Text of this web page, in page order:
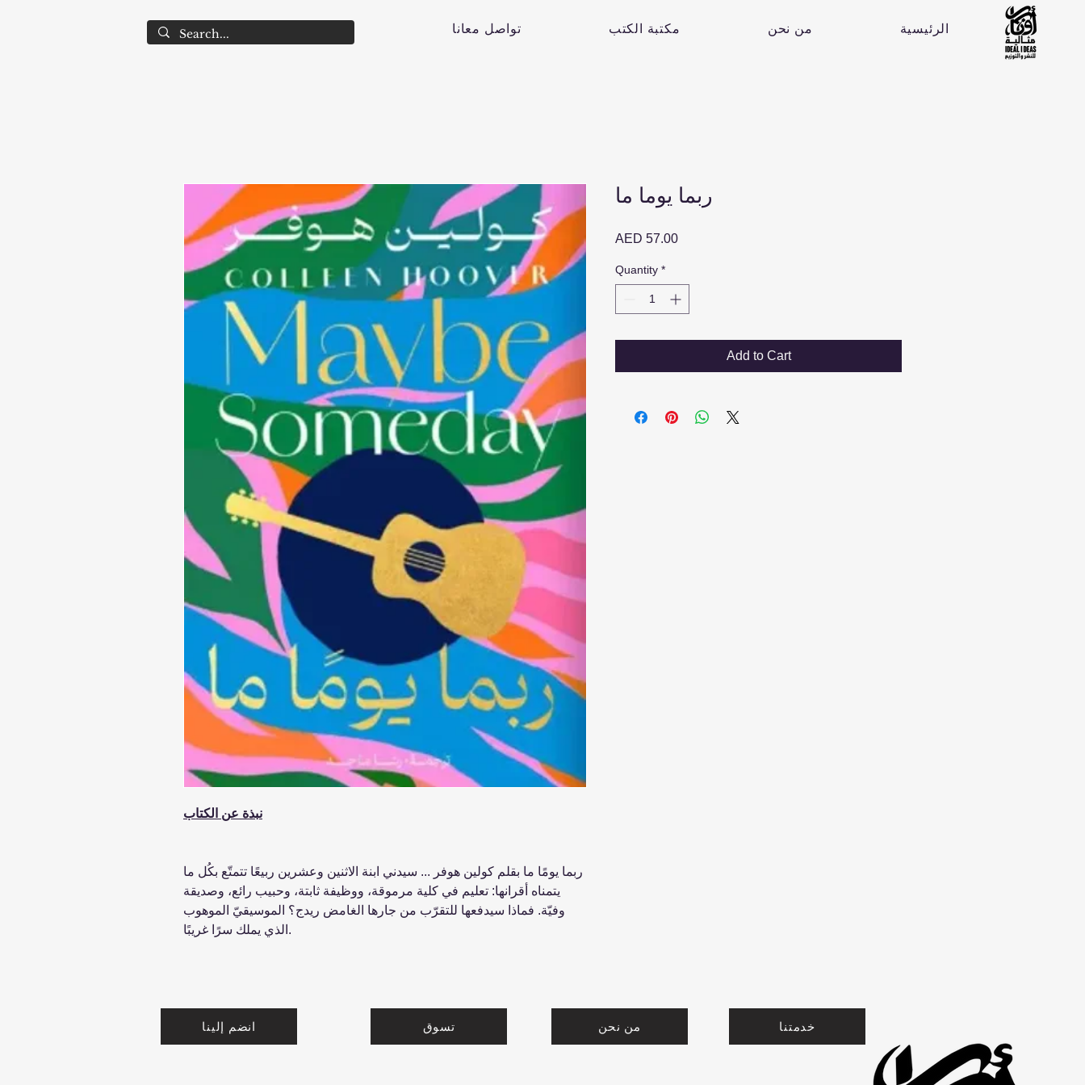
تواصل معانا مكتبة الكتب من نحن الرئيسية
نبذة عن الكتاب
ربما يومًا ما بقلم كولين هوفر ... سيدني ابنة الاثنين وعشرين ربيعًا تتمتّع بكُل ما
يتمناه أقرانها: تعليم في كلية مرموقة، ووظيفة ثابتة، وحبيب رائع، وصديقة
وفيّة. فماذا سيدفعها للتقرّب من جارها الغامض ريدج؟ الموسيقيّ الموهوب
الذي يملك سرًا غريبًا.
ربما يوما ما
AED 57.00Price
Quantity *
Add to Cart
انضم إلينا تسوق من نحن خدمتنا